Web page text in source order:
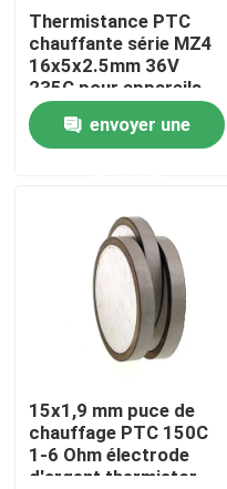
Contrôle de la qualité
Nous contacter
Nouvelles
Les affaires
Thermistance de ptc
Puce de chauffage PTC
Thermistors NTC
Thermistance PTC
chauffante série MZ4
16x5x2.5mm 36V
235C pour appareils
automobiles
envoyer une
15x1,9 mm puce de
chauffage PTC 150C
1-6 Ohm électrode
d'argent thermistor